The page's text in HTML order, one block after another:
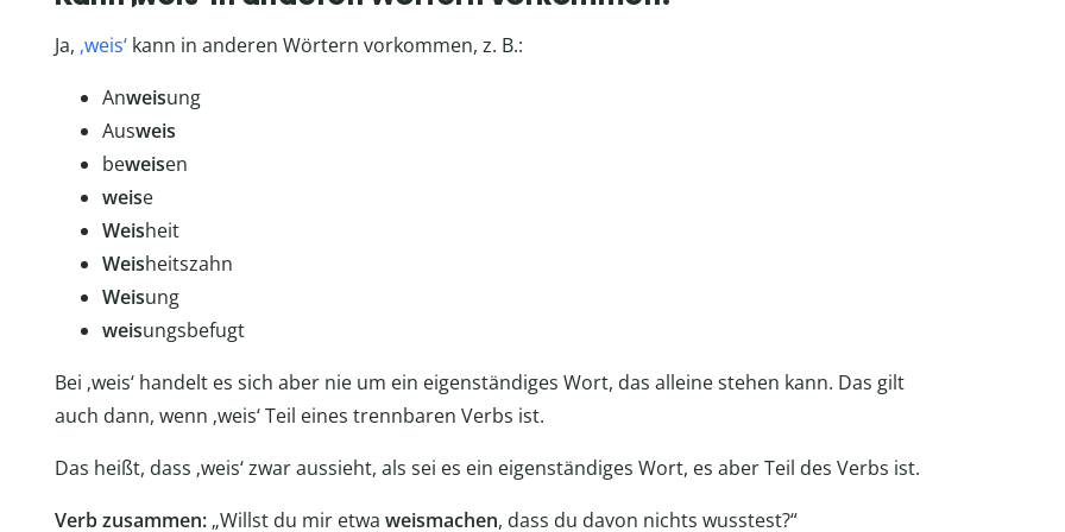
Ja, ‚weis‘ kann in anderen Wörtern vorkommen, z. B.:
Anweisung
Ausweis
beweisen
weise
Weisheit
Weisheitszahn
Weisung
weisungsbefugt
Bei ‚weis‘ handelt es sich aber nie um ein eigenständiges Wort, das alleine stehen kann. Das gilt
auch dann, wenn ‚weis‘ Teil eines trennbaren Verbs ist.
Das heißt, dass ‚weis‘ zwar aussieht, als sei es ein eigenständiges Wort, es aber Teil des Verbs ist.
Verb zusammen: „Willst du mir etwa weismachen, dass du davon nichts wusstest?“